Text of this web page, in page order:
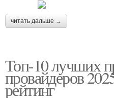
читать дальше →
Топ-10 лучших
провайдеров
рейтинг